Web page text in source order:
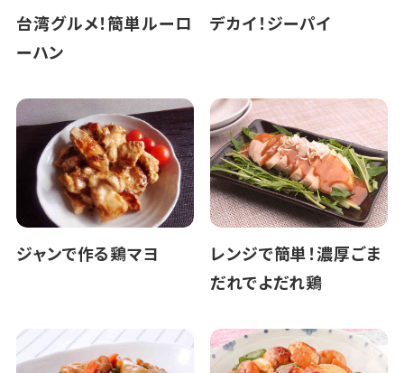
台湾グルメ！簡単ルーロ
ーハン
デカイ！ジーパイ
ジャンで作る鶏マヨ
レンジで簡単！濃厚ごま
だれでよだれ鶏